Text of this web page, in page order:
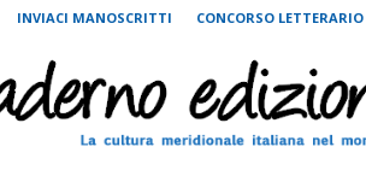
INVIACI MANOSCRITTI CONCORSO LETTERARIO